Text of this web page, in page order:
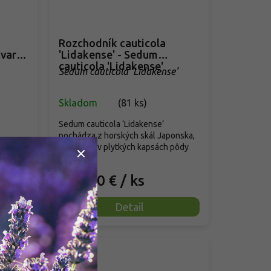
V...
Rozchodník cauticola
'Lidakense' - Sedum
cauticola 'Lidakense'
Sedum cauticola 'Lidakense'
Skladom (81 ks)
od 3,90 € / ks
Detail
Sedum cauticola ‘Lidakense’
pochádza z horských skál Japonska,
kde rastie v plytkých kapsách pôdy